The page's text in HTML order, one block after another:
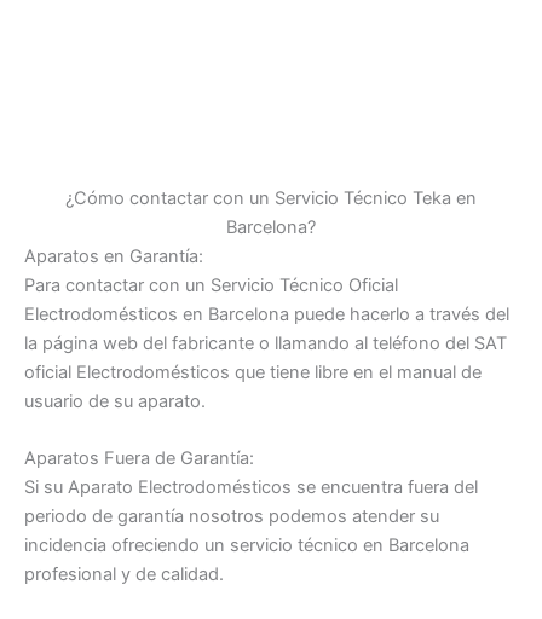
¿Cómo contactar con un Servicio Técnico Teka en
Barcelona?
Aparatos en Garantía:
Para contactar con un Servicio Técnico Oficial
Electrodomésticos en Barcelona puede hacerlo a través del
la página web del fabricante o llamando al teléfono del SAT
oficial Electrodomésticos que tiene libre en el manual de
usuario de su aparato.
Aparatos Fuera de Garantía:
Si su Aparato Electrodomésticos se encuentra fuera del
periodo de garantía nosotros podemos atender su
incidencia ofreciendo un servicio técnico en Barcelona
profesional y de calidad.